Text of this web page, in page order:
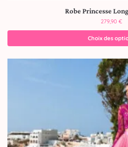
Robe Princesse
279,90 €
Choix des